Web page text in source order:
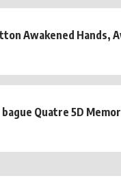
Awakened Hands,
Quatre 5D